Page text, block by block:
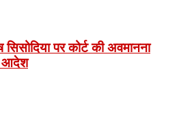
पर कोर्ट की अवमानना
आदेश